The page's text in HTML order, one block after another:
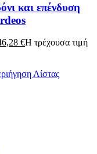
και επένδυση
€Η τρέχουσα τιμή
Λίστας